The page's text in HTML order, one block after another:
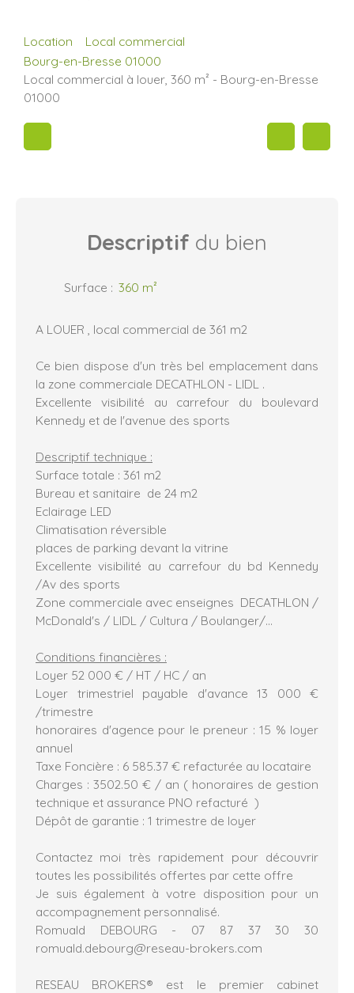
Location
Local commercial
Bourg-en-Bresse 01000
Local commercial à louer, 360 m² - Bourg-en-Bresse
01000
Descriptif du bien
Surface : 360 m²
A LOUER , local commercial de 361 m2
Ce bien dispose d'un très bel emplacement dans
la zone commerciale DECATHLON - LIDL .
Excellente visibilité au carrefour du boulevard
Kennedy et de l'avenue des sports
Descriptif technique :
Surface totale : 361 m2
Bureau et sanitaire de 24 m2
Eclairage LED
Climatisation réversible
places de parking devant la vitrine
Excellente visibilité au carrefour du bd Kennedy
/Av des sports
Zone commerciale avec enseignes DECATHLON /
McDonald's / LIDL / Cultura / Boulanger/...
Conditions financières :
Loyer 52 000 € / HT / HC / an
Loyer trimestriel payable d'avance 13 000 €
/trimestre
honoraires d'agence pour le preneur : 15 % loyer
annuel
Taxe Foncière : 6 585.37 € refacturée au locataire
Charges : 3502.50 € / an ( honoraires de gestion
technique et assurance PNO refacturé )
Dépôt de garantie : 1 trimestre de loyer
Contactez moi très rapidement pour découvrir
toutes les possibilités offertes par cette offre
Je suis également à votre disposition pour un
accompagnement personnalisé.
Romuald DEBOURG - 07 87 37 30 30
romuald.debourg@reseau-brokers.com
RESEAU BROKERS® est le premier cabinet